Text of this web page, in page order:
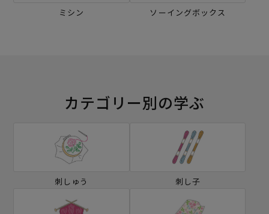
ミシン ソーイングボックス
カテゴリー別の学ぶ
刺しゅう 刺し子